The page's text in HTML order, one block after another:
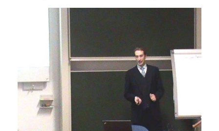
Cookie Laufzeit:
Performance
Name:
staticfilecache
Zweck:
Für performante Seitenauslieferung wird in diesem Cookie
gespeichert, ob man eingeloggt ist.